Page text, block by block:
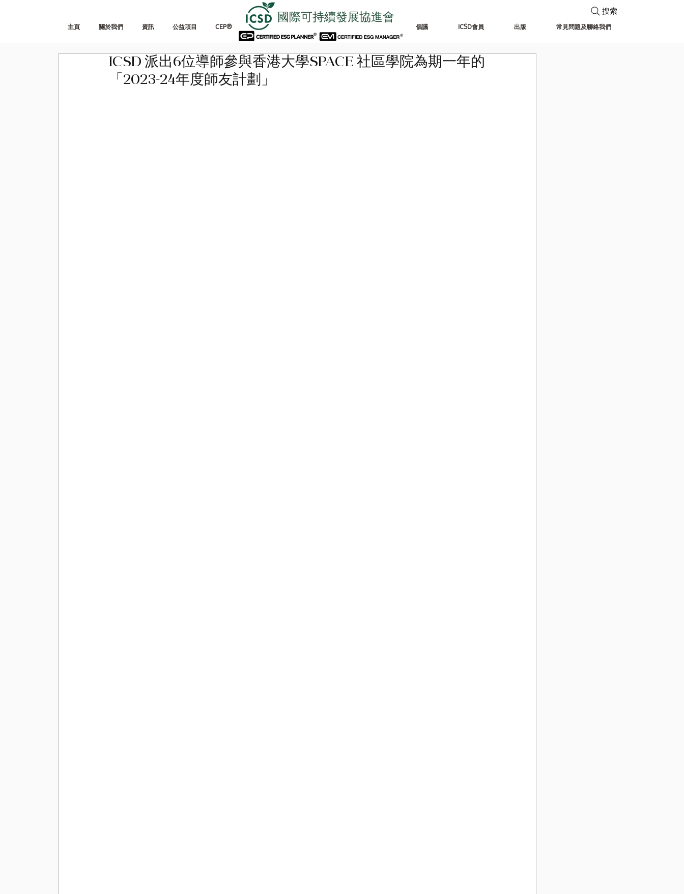
主頁 關於我們 資訊 公益項目 CEP® 倡議 ICSD會員 出版 常見問題及聯絡我們
國際可持續發展協進會
搜索
ICSD 派出6位導師參與香港大學SPACE 社區學院為期一年的
「2023-24年度師友計劃」